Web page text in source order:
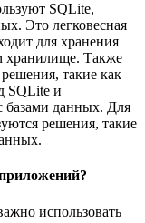
SQLite,
Это легковесная
для хранения
хранилище. Также
такие как
SQLite и
базами данных. Для
решения, такие
использовать